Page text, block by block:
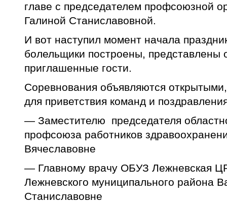
главе с председателем профсоюзной
Галиной Станиславовной.
И вот наступил момент начала
болельщики построены, представлены
приглашенные гости.
Соревнования объявляются
для приветствия команд и
— Заместителю председателя
профсоюза работников
Вячеславовне
— Главному врачу ОБУЗ Лежневская
Лежневского муниципального района
Станиславовне